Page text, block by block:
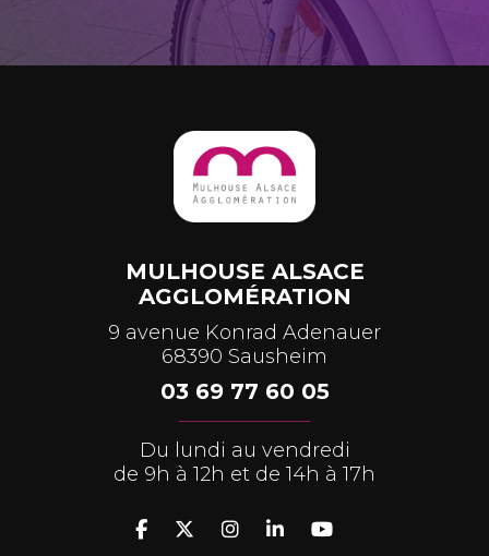
MULHOUSE ALSACE
AGGLOMÉRATION
9 avenue Konrad Adenauer
68390 Sausheim
03 69 77 60 05
Du lundi au vendredi
de 9h à 12h et de 14h à 17h